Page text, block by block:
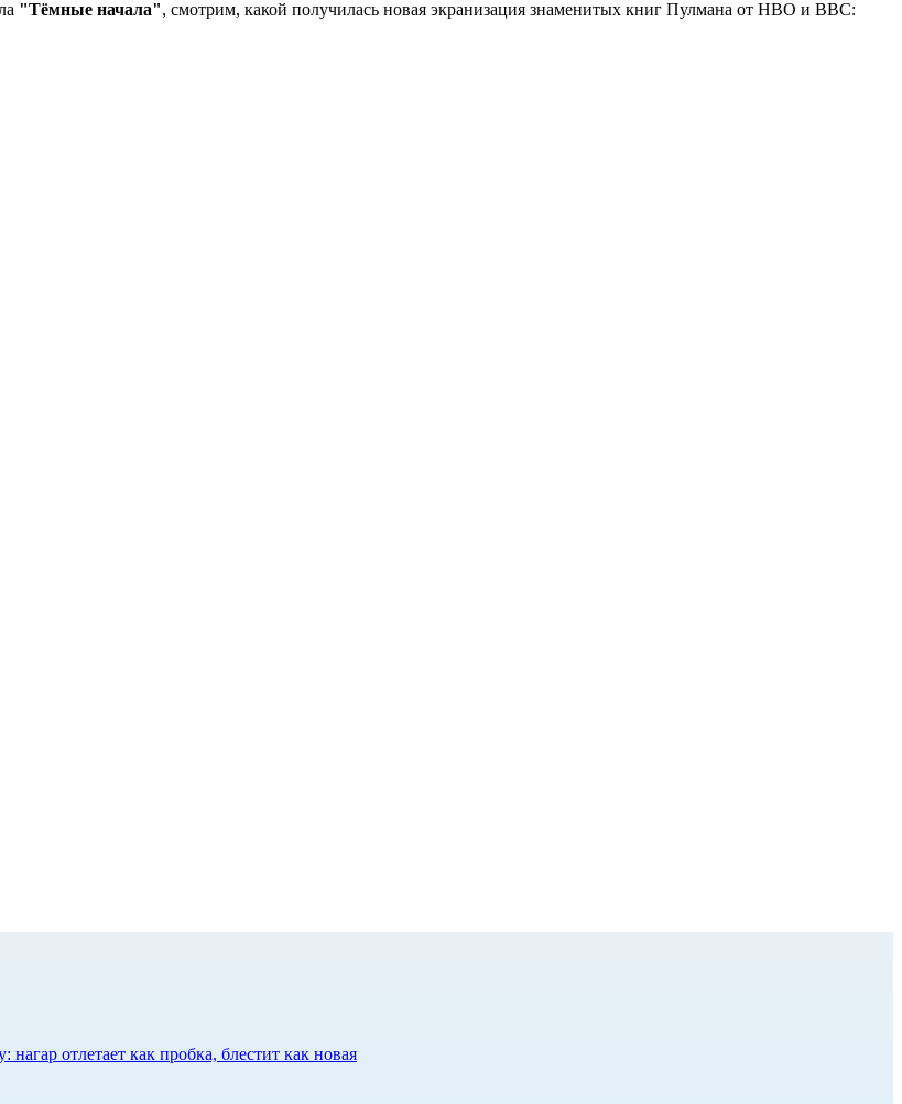
"Тёмные начала", смотрим, какой получилась новая экранизация знаменитых книг Пулмана от НВО и ВВС:
отлетает как пробка, блестит как новая